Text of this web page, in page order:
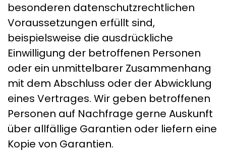
besonderen datenschutzrechtlichen
Voraussetzungen erfüllt sind,
beispielsweise die ausdrückliche
Einwilligung der betroffenen Personen
oder ein unmittelbarer Zusammenhang
mit dem Abschluss oder der Abwicklung
eines Vertrages. Wir geben betroffenen
Personen auf Nachfrage gerne Auskunft
über allfällige Garantien oder liefern eine
Kopie von Garantien.